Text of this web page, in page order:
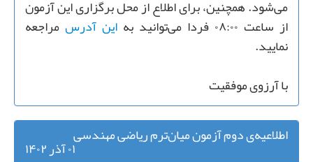
می‌شود. همچنین، برای اطلاع از محل برگزاری این آزمون
از ساعت ۰۸:۰۰ فردا می‌توانید به این آدرس مراجعه
نمایید.
با آرزوی موفقیت
اطلاعیه‌ی دوم آزمون میان‌ترم ریاضی مهندسی
۰۱ آذر ۱۴۰۲